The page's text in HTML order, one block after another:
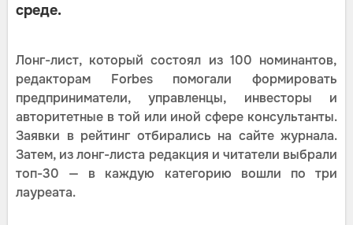
среде.
Лонг-лист, который состоял из 100 номинантов,
редакторам Forbes помогали формировать
предприниматели, управленцы, инвесторы и
авторитетные в той или иной сфере консультанты.
Заявки в рейтинг отбирались на сайте журнала.
Затем, из лонг-листа редакция и читатели выбрали
топ-30 — в каждую категорию вошли по три
лауреата.